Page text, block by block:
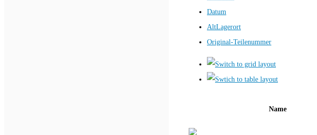
Datum
AltLagerort
Original-Teilenummer
Name